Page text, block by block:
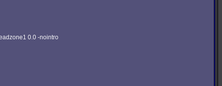
0.0 -nointro